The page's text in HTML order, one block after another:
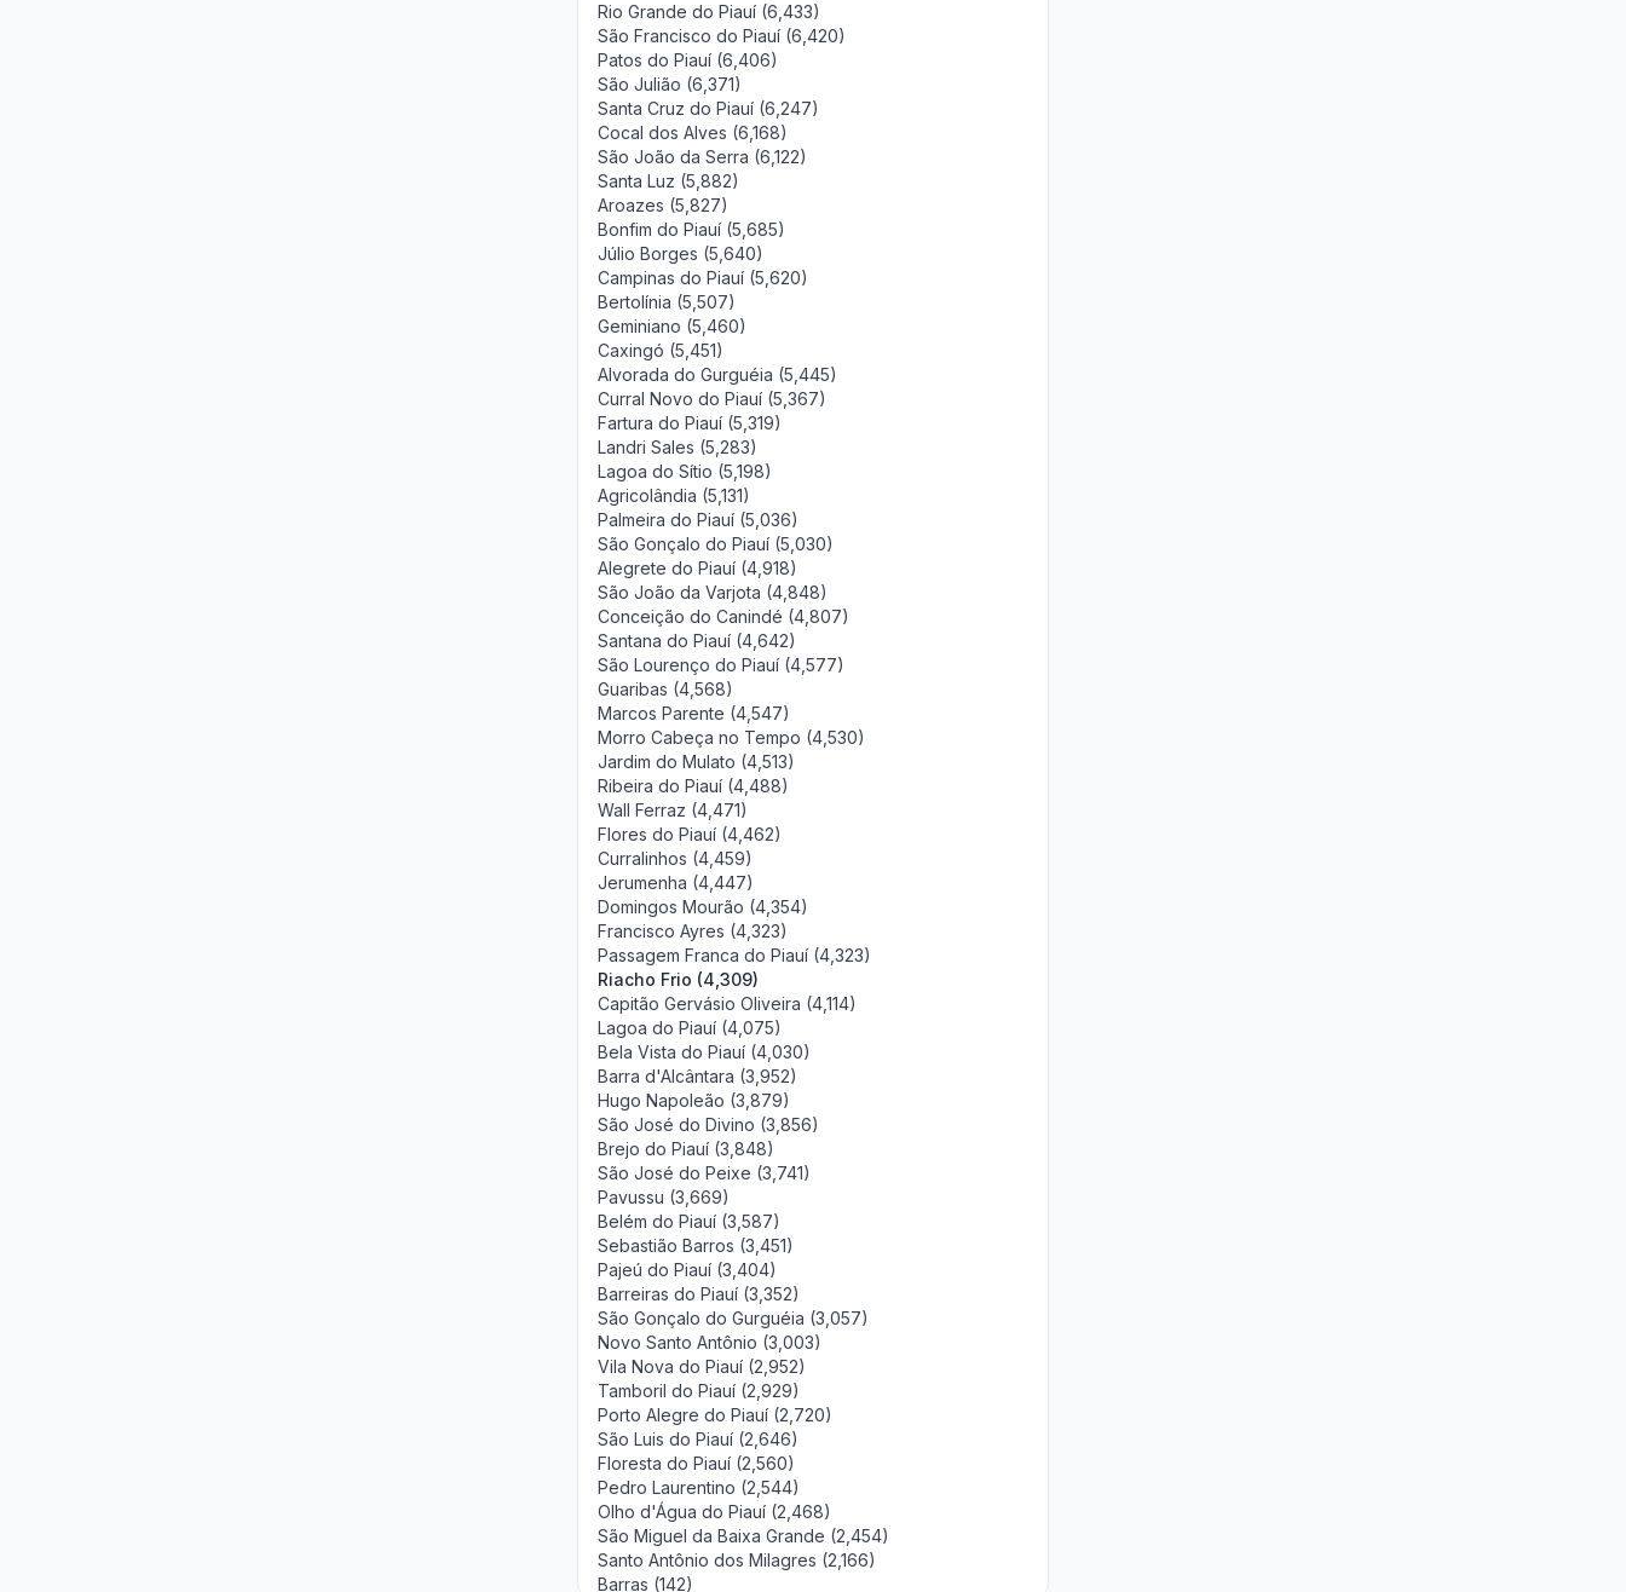
Rio Grande do Piauí (6,433)
São Francisco do Piauí (6,420)
Patos do Piauí (6,406)
São Julião (6,371)
Santa Cruz do Piauí (6,247)
Cocal dos Alves (6,168)
São João da Serra (6,122)
Santa Luz (5,882)
Aroazes (5,827)
Bonfim do Piauí (5,685)
Júlio Borges (5,640)
Campinas do Piauí (5,620)
Bertolínia (5,507)
Geminiano (5,460)
Caxingó (5,451)
Alvorada do Gurguéia (5,445)
Curral Novo do Piauí (5,367)
Fartura do Piauí (5,319)
Landri Sales (5,283)
Lagoa do Sítio (5,198)
Agricolândia (5,131)
Palmeira do Piauí (5,036)
São Gonçalo do Piauí (5,030)
Alegrete do Piauí (4,918)
São João da Varjota (4,848)
Conceição do Canindé (4,807)
Santana do Piauí (4,642)
São Lourenço do Piauí (4,577)
Guaribas (4,568)
Marcos Parente (4,547)
Morro Cabeça no Tempo (4,530)
Jardim do Mulato (4,513)
Ribeira do Piauí (4,488)
Wall Ferraz (4,471)
Flores do Piauí (4,462)
Curralinhos (4,459)
Jerumenha (4,447)
Domingos Mourão (4,354)
Francisco Ayres (4,323)
Passagem Franca do Piauí (4,323)
Riacho Frio (4,309)
Capitão Gervásio Oliveira (4,114)
Lagoa do Piauí (4,075)
Bela Vista do Piauí (4,030)
Barra d'Alcântara (3,952)
Hugo Napoleão (3,879)
São José do Divino (3,856)
Brejo do Piauí (3,848)
São José do Peixe (3,741)
Pavussu (3,669)
Belém do Piauí (3,587)
Sebastião Barros (3,451)
Pajeú do Piauí (3,404)
Barreiras do Piauí (3,352)
São Gonçalo do Gurguéia (3,057)
Novo Santo Antônio (3,003)
Vila Nova do Piauí (2,952)
Tamboril do Piauí (2,929)
Porto Alegre do Piauí (2,720)
São Luis do Piauí (2,646)
Floresta do Piauí (2,560)
Pedro Laurentino (2,544)
Olho d'Água do Piauí (2,468)
São Miguel da Baixa Grande (2,454)
Santo Antônio dos Milagres (2,166)
Barras (142)